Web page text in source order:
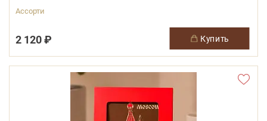
Ассорти
2 120 ₽ купить